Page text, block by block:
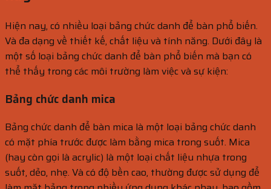
Hiện nay, có nhiều loại bảng chức danh để bàn phổ biến.
Và đa dạng về thiết kế, chất liệu và tính năng. Dưới đây là
một số loại bảng chức danh để bàn phổ biến mà bạn có
thể thấy trong các môi trường làm việc và sự kiện:
Bảng chức danh mica
Bảng chức danh để bàn mica là một loại bảng chức danh
có mặt phía trước được làm bằng mica trong suốt. Mica
(hay còn gọi là acrylic) là một loại chất liệu nhựa trong
suốt, dẻo, nhẹ. Và có độ bền cao, thường được sử dụng để